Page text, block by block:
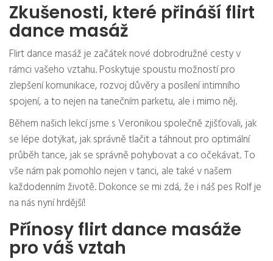
Zkušenosti, které přináší flirt
dance masáž
Flirt dance masáž je začátek nové dobrodružné cesty v
rámci vašeho vztahu. Poskytuje spoustu možností pro
zlepšení komunikace, rozvoj důvěry a posílení intimního
spojení, a to nejen na tanečním parketu, ale i mimo něj.
Během našich lekcí jsme s Veronikou společně zjišťovali, jak
se lépe dotýkat, jak správně tlačit a táhnout pro optimální
průběh tance, jak se správně pohybovat a co očekávat. To
vše nám pak pomohlo nejen v tanci, ale také v našem
každodenním životě. Dokonce se mi zdá, že i náš pes Rolf je
na nás nyní hrdější!
Přínosy flirt dance masáže
pro váš vztah